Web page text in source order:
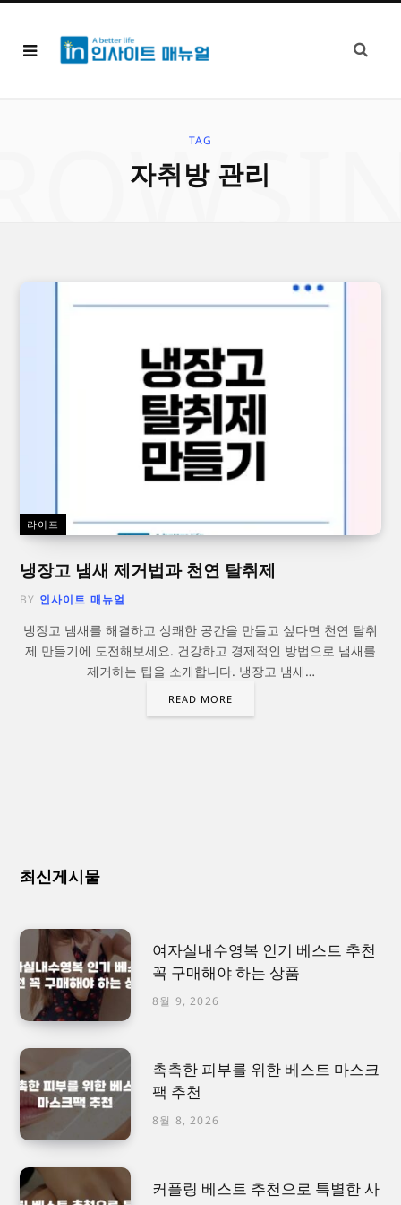
TAG
자취방 관리
라이프
냉장고 냄새 제거법과 천연 탈취제
BY 인사이트 매뉴얼
냉장고 냄새를 해결하고 상쾌한 공간을 만들고 싶다면 천연 탈취
제 만들기에 도전해보세요. 건강하고 경제적인 방법으로 냄새를
제거하는 팁을 소개합니다. 냉장고 냄새…
READ MORE
최신게시물
여자실내수영복 인기 베스트 추천
꼭 구매해야 하는 상품
8월 9, 2026
촉촉한 피부를 위한 베스트 마스크
팩 추천
8월 8, 2026
커플링 베스트 추천으로 특별한 사